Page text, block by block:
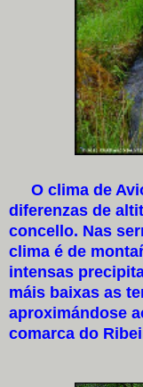
O clima de
diferenzas de
concello. Nas
clima é de
intensas
máis baixas as
aproximándose
comarca do